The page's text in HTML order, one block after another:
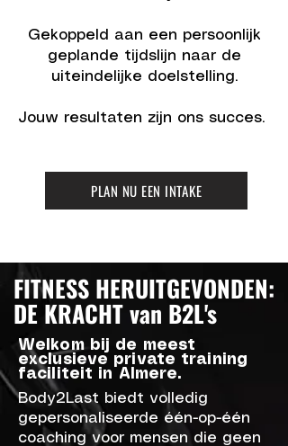
Gekoppeld aan een persoonlijk
geplande tijdslijn naar de
uiteindelijke doelstelling.
Jouw resultaten zijn ons succes.
PLAN NU EEN INTAKE
FITNESS HERUITGEVONDEN:
DE KRACHT van B2L's
Welkom bij de meest
exclusieve private training
faciliteit in Almere.
Body2Last biedt volledig
gepersonaliseerde één-op-één
coaching voor mensen die geen